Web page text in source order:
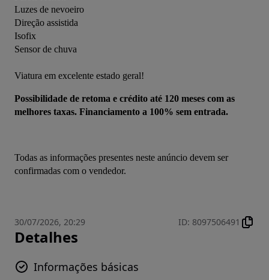
Luzes de nevoeiro
Direção assistida
Isofix
Sensor de chuva
Viatura em excelente estado geral!
Possibilidade de retoma e crédito até 120 meses com as
melhores taxas. Financiamento a 100% sem entrada.
Todas as informações presentes neste anúncio devem ser
confirmadas com o vendedor.
30/07/2026, 20:29 ID: 8097506491
Detalhes
Informações básicas